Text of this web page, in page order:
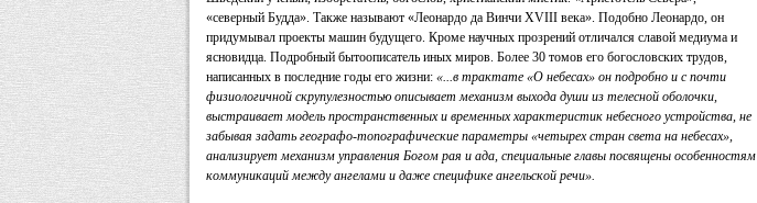
«северный Будда». Также называют «Леонардо да Винчи ХVIII века». Подобно Леонардо, он
придумывал проекты машин будущего. Кроме научных прозрений отличался славой медиума и
ясновидца. Подробный бытоописатель иных миров. Более 30 томов его богословских трудов,
написанных в последние годы его жизни: «...в трактате «О небесах» он подробно и с почти
физиологичной скрупулезностью описывает механизм выхода души из телесной оболочки,
выстраивает модель пространственных и временных характеристик небесного устройства, не
забывая задать географо-топографические параметры «четырех стран света на небесах»,
анализирует механизм управления Богом рая и ада, специальные главы посвящены особенностям
коммуникаций между ангелами и даже специфике ангельской речи».